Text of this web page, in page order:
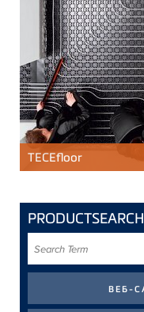
TECEfloor
PRODUCTSEARCH
Term